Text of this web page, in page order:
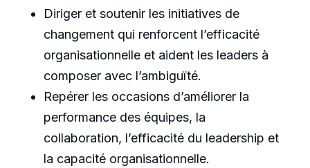
Diriger et soutenir les initiatives de
changement qui renforcent l’efficacité
organisationnelle et aident les leaders à
composer avec l’ambiguïté.
Repérer les occasions d’améliorer la
performance des équipes, la
collaboration, l’efficacité du leadership et
la capacité organisationnelle.